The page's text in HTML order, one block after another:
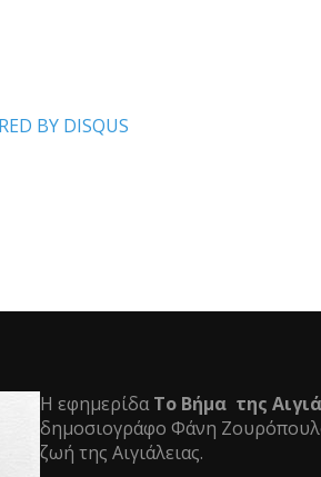
BY DISQUS
Η εφημερίδαΤο Βήμα της
δημοσιογράφο Φάνη Ζουρόπουλο
ζωή της Αιγιάλειας.